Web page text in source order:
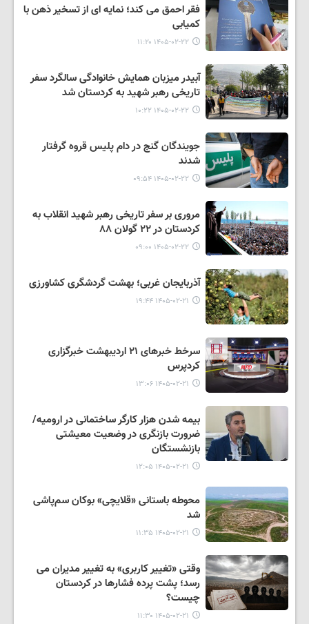
فقر احمق می کند؛ نمایه ای از تسخیر ذهن با
کمیابی
۱۴۰۵-۰۲-۲۲ ۱۱:۲۰
آبیدر میزبان همایش خانوادگی سالگرد سفر
تاریخی رهبر شهید به کردستان شد
۱۴۰۵-۰۲-۲۲ ۱۰:۲۲
جویندگان گنج در دام پلیس قروه گرفتار
شدند
۱۴۰۵-۰۲-۲۲ ۰۹:۵۴
مروری بر سفر تاریخی رهبر شهید انقلاب به
کردستان در ۲۲ گولان ۸۸
۱۴۰۵-۰۲-۲۲ ۰۹:۰۰
آذربایجان غربی؛ بهشت گردشگری کشاورزی
۱۴۰۵-۰۲-۲۱ ۱۹:۴۴
سرخط خبرهای ۲۱ اردیبهشت خبرگزاری
کردپرس
۱۴۰۵-۰۲-۲۱ ۱۳:۰۶
بیمه شدن هزار کارگر ساختمانی در ارومیه/
ضرورت بازنگری در وضعیت معیشتی
بازنشستگان
۱۴۰۵-۰۲-۲۱ ۱۲:۰۵
محوطه باستانی «قلایچی» بوکان سم‌پاشی
شد
۱۴۰۵-۰۲-۲۱ ۱۱:۳۵
وقتی «تغییر کاربری» به تغییر مدیران می
رسد؛ پشت پرده فشارها در کردستان
چیست؟
۱۴۰۵-۰۲-۲۱ ۱۱:۳۰